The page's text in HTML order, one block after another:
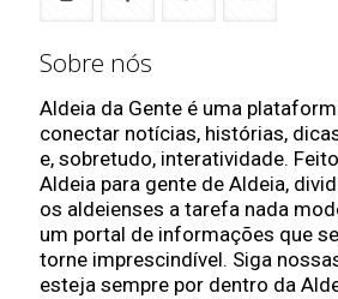
Sobre nós
Aldeia da Gente é uma
conectar notícias, histórias,
e, sobretudo, interatividade.
Aldeia para gente de Aldeia,
os aldeienses a tarefa nada
um portal de informações que
torne imprescindível. Siga
esteja sempre por dentro da